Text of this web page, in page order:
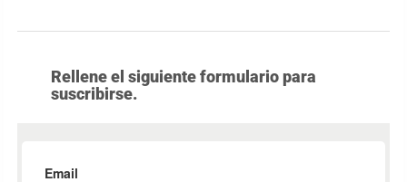
Rellene el siguiente formulario para
suscribirse.